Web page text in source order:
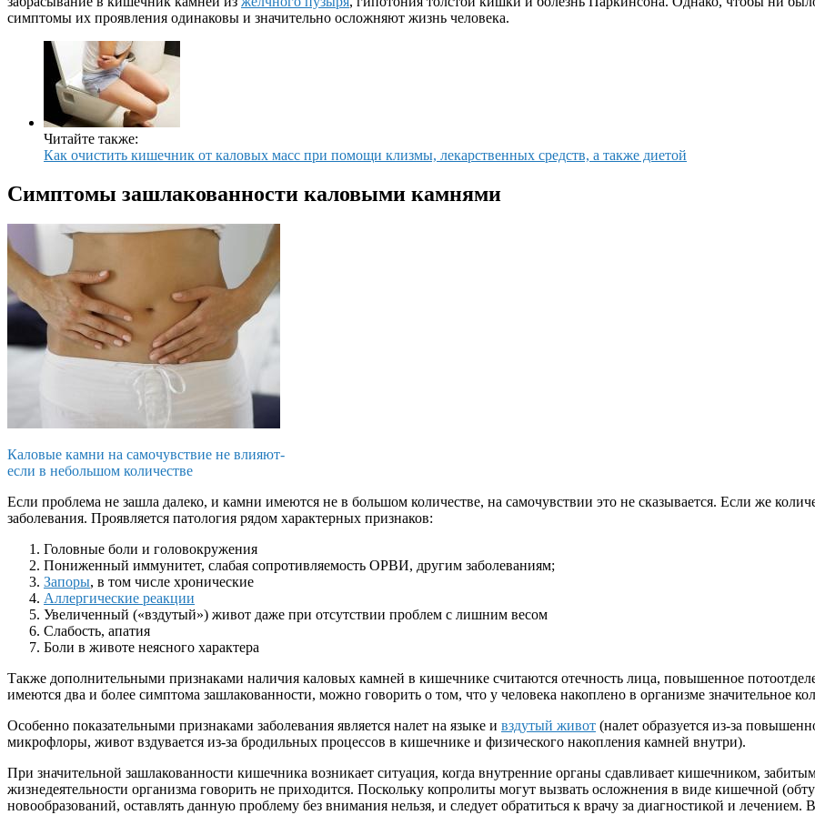
симптомы их проявления одинаковы и значительно осложняют жизнь человека.
Читайте также:
Как очистить кишечник от каловых масс при помощи клизмы, лекарственных средств, а также диетой
Симптомы зашлакованности каловыми камнями
Каловые камни на самочувствие не влияют-
если в небольшом количестве
Если проблема не зашла далеко, и камни имеются не в большом количестве, на самочувствии это не сказывается. Если же
заболевания. Проявляется патология рядом характерных признаков:
Головные боли и головокружения
Пониженный иммунитет, слабая сопротивляемость ОРВИ, другим заболеваниям;
Запоры, в том числе хронические
Аллергические реакции
Увеличенный («вздутый») живот даже при отсутствии проблем с лишним весом
Слабость, апатия
Боли в животе неясного характера
Также дополнительными признаками наличия каловых камней в кишечнике считаются отечность лица, повышенное
имеются два и более симптома зашлакованности, можно говорить о том, что у человека накоплено в организме значительное
Особенно показательными признаками заболевания является налет на языке и вздутый живот (налет образуется из-за
микрофлоры, живот вздувается из-за бродильных процессов в кишечнике и физического накопления камней внутри).
При значительной зашлакованности кишечника возникает ситуация, когда внутренние органы сдавливает кишечником,
жизнедеятельности организма говорить не приходится. Поскольку копролиты могут вызвать осложнения в виде кишечной
новообразований, оставлять данную проблему без внимания нельзя, и следует обратиться к врачу за диагностикой и